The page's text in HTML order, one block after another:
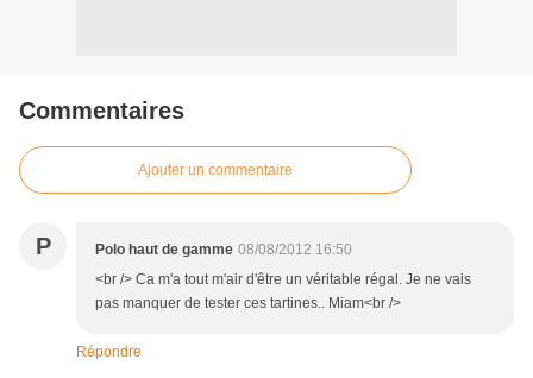
Commentaires
Ajouter un commentaire
P Polo haut de gamme 08/08/2012 16:50
<br /> Ca m'a tout m'air d'être un véritable régal. Je ne vais
pas manquer de tester ces tartines.. Miam<br />
Répondre